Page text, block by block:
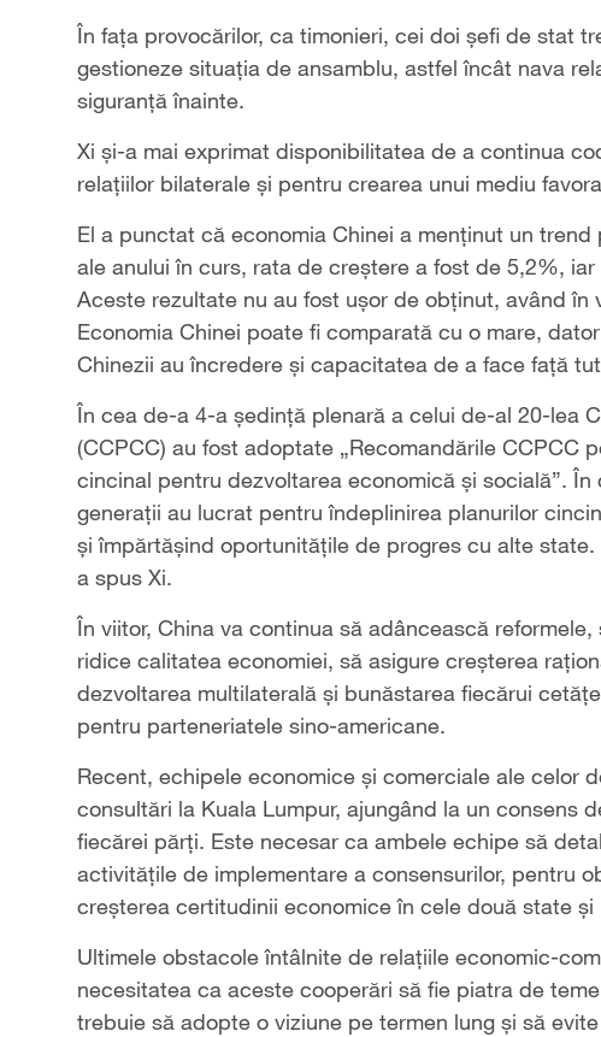
În fața provocărilor, ca timonieri, cei doi șefi de stat
gestioneze situația de ansamblu, astfel încât nava
siguranță înainte.
Xi și-a mai exprimat disponibilitatea de a continua
relațiilor bilaterale și pentru crearea unui mediu
El a punctat că economia Chinei a menținut un
ale anului în curs, rata de creștere a fost de 5,2%,
Aceste rezultate nu au fost ușor de obținut, având
Economia Chinei poate fi comparată cu o mare,
Chinezii au încredere și capacitatea de a face față
În cea de-a 4-a ședință plenară a celui de-al 20-lea
(CCPCC) au fost adoptate „Recomandările CCPCC
cincinal pentru dezvoltarea economică și socială”.
generații au lucrat pentru îndeplinirea planurilor
și împărtășind oportunitățile de progres cu alte
a spus Xi.
În viitor, China va continua să adâncească
ridice calitatea economiei, să asigure creșterea
dezvoltarea multilaterală și bunăstarea fiecărui
pentru parteneriatele sino-americane.
Recent, echipele economice și comerciale ale celor
consultări la Kuala Lumpur, ajungând la un consens
fiecărei părți. Este necesar ca ambele echipe să
activitățile de implementare a consensurilor, pentru
creșterea certitudinii economice în cele două state și
Ultimele obstacole întâlnite de relațiile economic-
necesitatea ca aceste cooperări să fie piatra de
trebuie să adopte o viziune pe termen lung și să